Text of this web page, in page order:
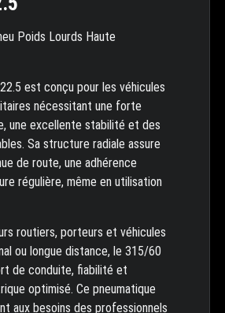
Poids Lourds Haute
est conçu pour les véhicules
nécessitant une forte
une excellente stabilité et des
Sa structure radiale assure
de route, une adhérence
régulière, même en utilisation
routiers, porteurs et véhicules
ou longue distance, le 315/60
de conduite, fiabilité et
optimisé. Ce pneumatique
aux besoins des professionnels